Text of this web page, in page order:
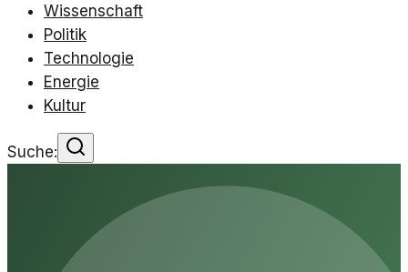
Wissenschaft
Politik
Technologie
Energie
Kultur
Suche: